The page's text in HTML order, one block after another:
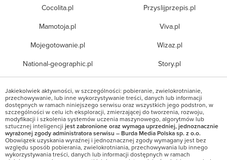
Cocolita.pl
Mamotoja.pl
Mojegotowanie.pl
National-geographic.pl
Przyslijprzepis.pl
Viva.pl
Wizaz.pl
Story.pl
Jakiekolwiek aktywności, w szczególności: pobieranie, zwielokrotnianie,
przechowywanie, lub inne wykorzystywanie treści, danych lub informacji
dostępnych w ramach niniejszego serwisu oraz wszystkich jego podstron, w
szczególności w celu ich eksploracji, zmierzającej do tworzenia, rozwoju,
modyfikacji i szkolenia systemów uczenia maszynowego, algorytmów lub
sztucznej inteligencji jest zabronione oraz wymaga uprzedniej, jednoznacznie
wyrażonej zgody administratora serwisu – Burda Media Polska sp. z o.o.
Obowiązek uzyskania wyraźnej i jednoznacznej zgody wymagany jest bez
względu sposób pobierania, zwielokrotniania, przechowywania lub innego
wykorzystywania treści, danych lub informacji dostępnych w ramach